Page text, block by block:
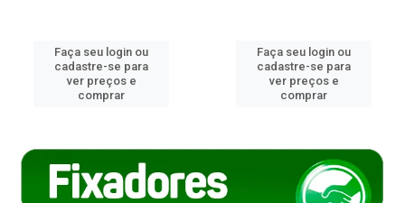
Faça seu login ou
cadastre-se para
ver preços e
comprar
Faça seu login ou
cadastre-se para
ver preços e
comprar